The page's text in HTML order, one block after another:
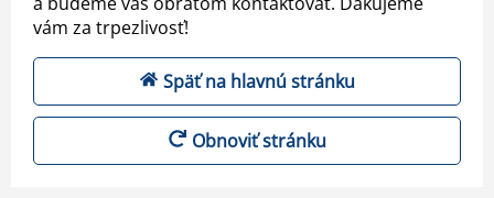
vám za trpezlivosť!
Späť na hlavnú stránku
Obnoviť stránku